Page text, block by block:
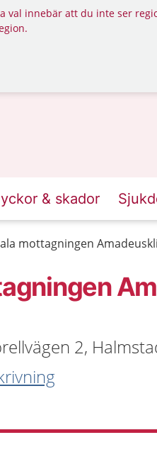
val innebär att du inte ser
& skador
mottagningen
2,